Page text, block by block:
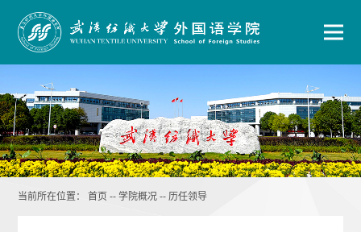
当前所在位置：首页 --学院概况 --历任领导